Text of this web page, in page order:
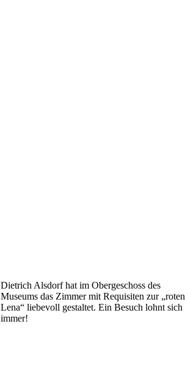
Dietrich Alsdorf hat im Obergeschoss des
Museums das Zimmer mit Requisiten zur „roten
Lena“ liebevoll gestaltet. Ein Besuch lohnt sich
immer!